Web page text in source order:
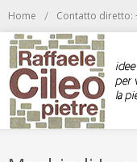
Home / Contatto diretto: